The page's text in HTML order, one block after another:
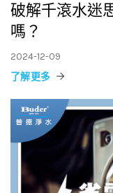
破解千滾水迷
嗎？
2024-12-09
了解更多